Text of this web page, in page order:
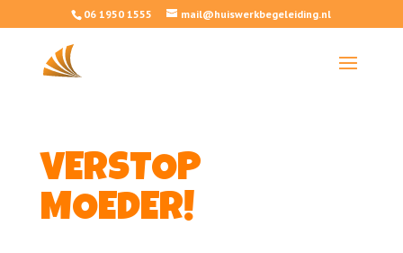
06 1950 1555 mail@huiswerkbegeleiding.nl
VERSTOP
MOEDER!